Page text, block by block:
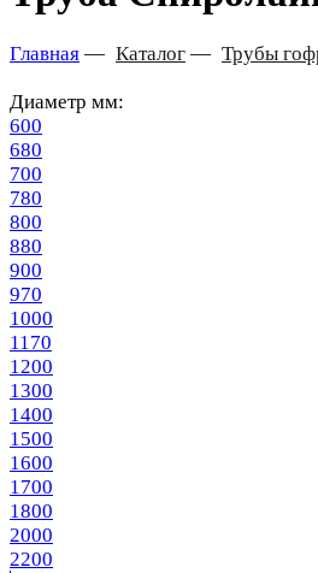
Главная — Каталог— Трубы
Диаметр мм:
600
680
700
780
800
880
900
970
1000
1170
1200
1300
1400
1500
1600
1700
1800
2000
2200